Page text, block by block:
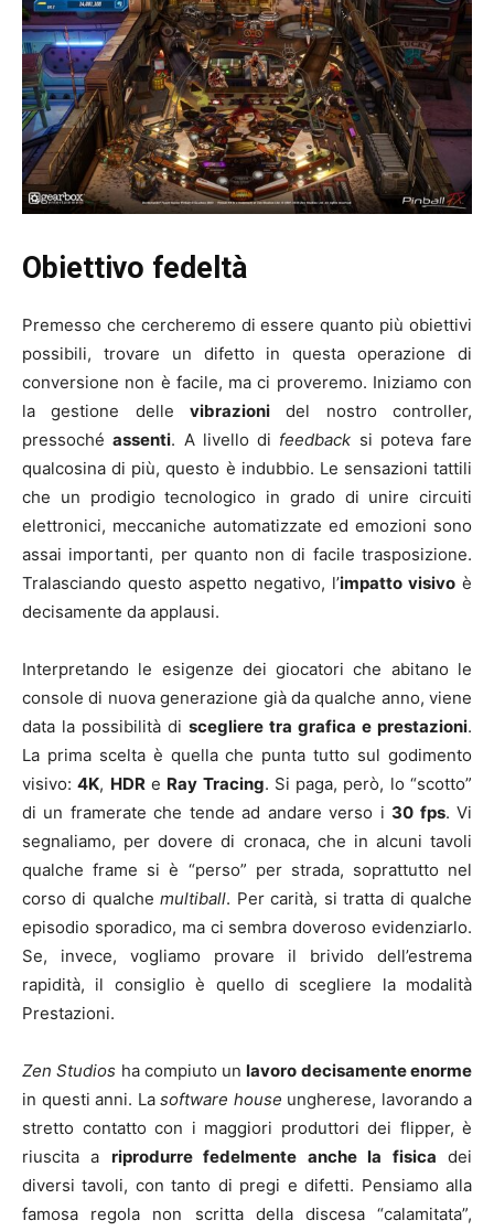
Obiettivo fedeltà
Premesso che cercheremo di essere quanto più obiettivi
possibili, trovare un difetto in questa operazione di
conversione non è facile, ma ci proveremo. Iniziamo con
la gestione delle vibrazioni del nostro controller,
pressochéassenti. A livello di feedback si poteva fare
qualcosina di più, questo è indubbio. Le sensazioni tattili
che un prodigio tecnologico in grado di unire circuiti
elettronici, meccaniche automatizzate ed emozioni sono
assai importanti, per quanto non di facile trasposizione.
Tralasciando questo aspetto negativo, l’impatto visivo è
decisamente da applausi.
Interpretando le esigenze dei giocatori che abitano le
console di nuova generazione già da qualche anno, viene
data la possibilità di scegliere tra grafica e prestazioni.
La prima scelta è quella che punta tutto sul godimento
visivo:4K, HDRe Ray Tracing. Si paga, però, lo “scotto”
di un framerate che tende ad andare verso i 30 fps. Vi
segnaliamo, per dovere di cronaca, che in alcuni tavoli
qualche frame si è “perso” per strada, soprattutto nel
corso di qualchemultiball. Per carità, si tratta di qualche
episodio sporadico, ma ci sembra doveroso evidenziarlo.
Se, invece, vogliamo provare il brivido dell’estrema
rapidità, il consiglio è quello di scegliere la modalità
Prestazioni.
Zen Studios ha compiuto unlavoro decisamente enorme
in questi anni. La software house ungherese, lavorando a
stretto contatto con i maggiori produttori dei flipper, è
riuscita a riprodurre fedelmente anche la fisica dei
diversi tavoli, con tanto di pregi e difetti. Pensiamo alla
famosa regola non scritta della discesa “calamitata”,